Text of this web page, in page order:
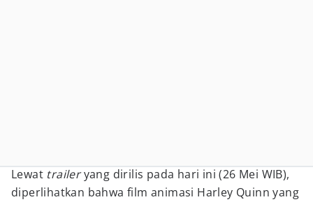
Lewat traileryang dirilis pada hari ini (26 Mei WIB),
diperlihatkan bahwa film animasi Harley Quinn yang